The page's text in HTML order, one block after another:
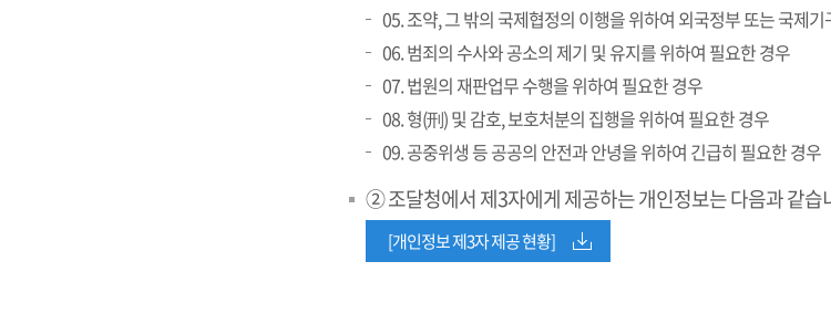
05. 조약, 그 밖의 국제협정의 이행을 위하여 외국정부 또는 국제
06. 범죄의 수사와 공소의 제기 및 유지를 위하여 필요한 경우
07. 법원의 재판업무 수행을 위하여 필요한 경우
08. 형(刑) 및 감호, 보호처분의 집행을 위하여 필요한 경우
09. 공중위생 등 공공의 안전과 안녕을 위하여 긴급히 필요한 경우
② 조달청에서 제3자에게 제공하는 개인정보는 다음과 같습
[개인정보 제3자 제공 현황]